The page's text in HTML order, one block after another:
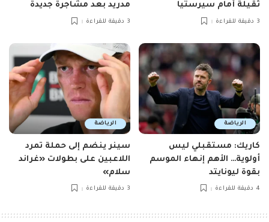
ثقيلة أمام سيرستيا
3 دقيقة للقراءة
مدريد بعد مشاجرة جديدة
3 دقيقة للقراءة
الرياضة
كاريك: مستقبلي ليس
أولوية… الأهم إنهاء الموسم
بقوة ليونايتد
4 دقيقة للقراءة
الرياضة
سينر ينضم إلى حملة تمرد
اللاعبين على بطولات «غراند
سلام»
3 دقيقة للقراءة